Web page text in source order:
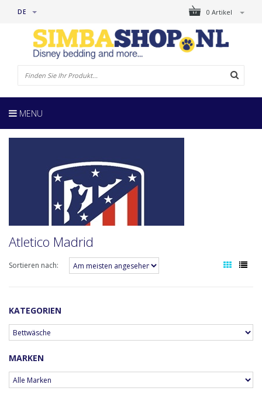
0 Artikel
DE
MENU
Atletico Madrid
Sortieren nach:
KATEGORIEN
MARKEN